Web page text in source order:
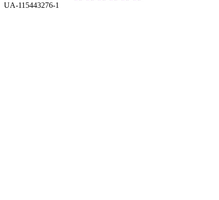
UA-115443276-1